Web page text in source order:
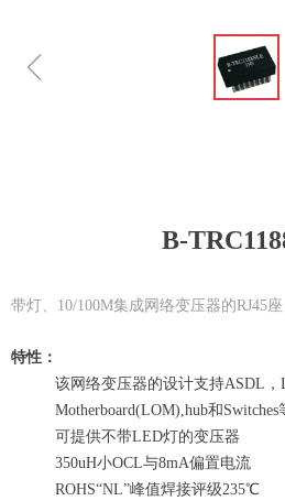
B-
带灯、10/100M集成网络变压器的RJ45
特性：
该网络变压器的设计支持ASDL，
Motherboard(LOM),hub和Switches
可提供不带LED灯的变压器
350uH小OCL与8mA偏置电流
ROHS“NL”峰值焊接评级235℃
ꁆ